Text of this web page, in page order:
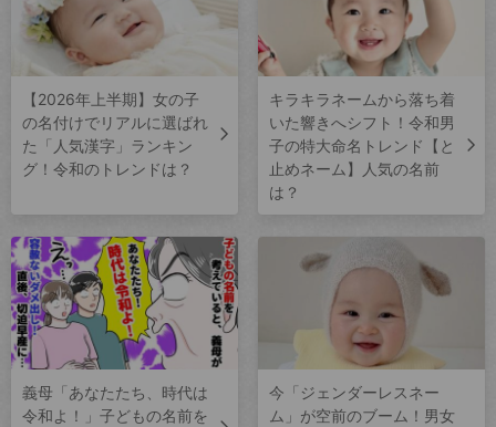
【2026年上半期】女の子
の名付けでリアルに選ばれ
た「人気漢字」ランキン
グ！令和のトレンドは？
キラキラネームから落ち着
いた響きへシフト！令和男
子の特大命名トレンド【と
止めネーム】人気の名前
は？
義母「あなたたち、時代は
令和よ！」子どもの名前を
今「ジェンダーレスネー
ム」が空前のブーム！男女